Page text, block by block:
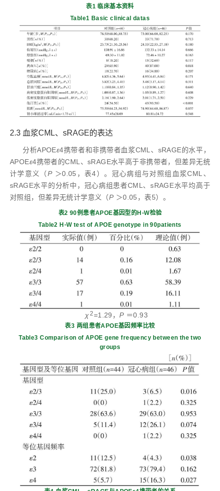
表1 临床基本资料
Table1 Basic clinical datas
2.3 血浆CML、sRAGE的表达
分析APOEε4携带者和非携带者血浆CML、sRAGE的水平，
APOEε4携带者的CML、sRAGE水平高于非携带者，但差异无统
计学意义（P＞0.05，表4）。冠心病组与对照组血浆CML、
sRAGE水平的分析中，冠心病组患者CML、sRAGE水平均高于
对照组，但差异无统计学意义（P＞0.05，表5）。
表2 90例患者APOE基因型的H⁃W检验
Table2 H⁃W test of APOE genotype in 90patients
χ 2=1.29，P＝0.93
表3 两组患者APOE基因频率比较
Table3 Comparison of APOE gene frequency between the two
groups